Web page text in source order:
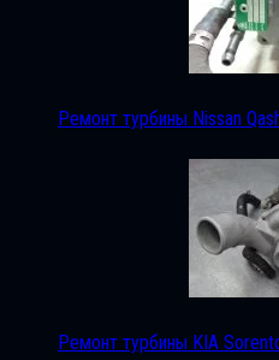
Ремонт турбины Nissan
Ремонт турбины KIA